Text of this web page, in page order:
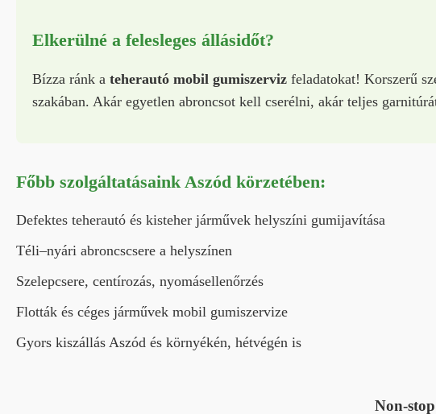
Elkerülné a felesleges állásidőt?
Bízza ránk a teherautó mobil gumiszerviz feladatokat! Korszerű
szakában. Akár egyetlen abroncsot kell cserélni, akár teljes
Főbb szolgáltatásaink Aszód körzetében:
Defektes teherautó és kisteher járművek helyszíni gumijavítása
Téli–nyári abroncscsere a helyszínen
Szelepcsere, centírozás, nyomásellenőrzés
Flották és céges járművek mobil gumiszervize
Gyors kiszállás Aszód és környékén, hétvégén is
Non-